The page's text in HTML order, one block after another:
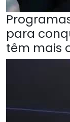
para
têm mais